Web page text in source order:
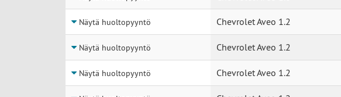
Näytä huoltopyyntö Chevrolet Aveo 1.2
Näytä huoltopyyntö Chevrolet Aveo 1.2
Näytä huoltopyyntö Chevrolet Aveo 1.2